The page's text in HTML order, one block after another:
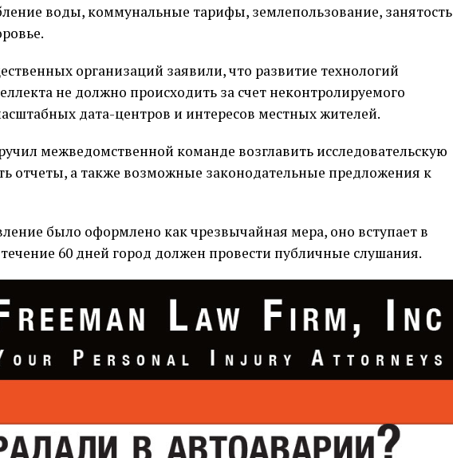
воды, коммунальные тарифы, землепользование, занятость
организаций заявили, что развитие технологий
не должно происходить за счет неконтролируемого
дата-центров и интересов местных жителей.
межведомственной команде возглавить исследовательскую
отчеты, а также возможные законодательные предложения к
было оформлено как чрезвычайная мера, оно вступает в
60 дней город должен провести публичные слушания.